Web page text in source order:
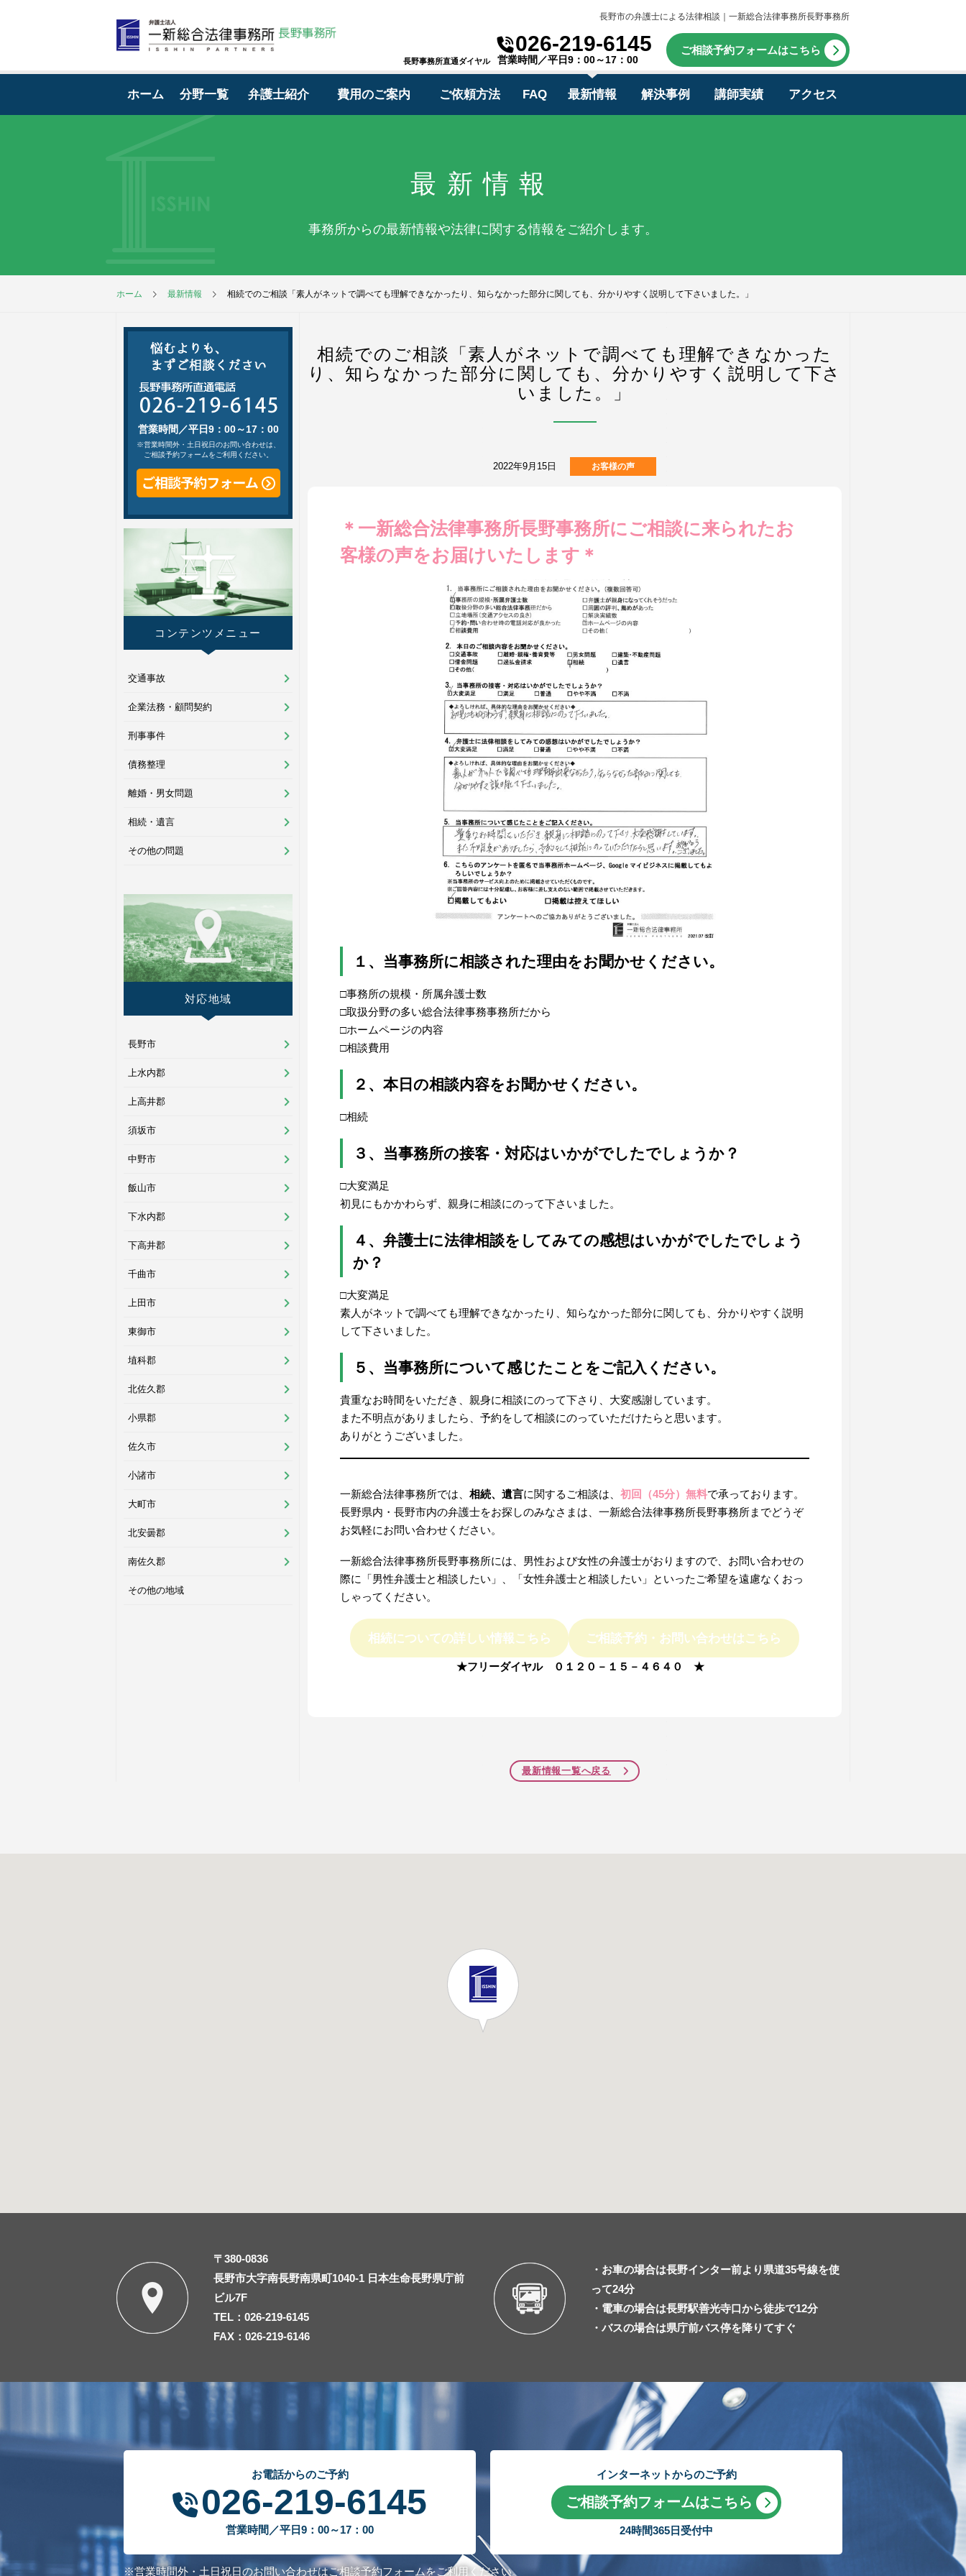
長野市の弁護士による法律相談｜一新総合法律事務所長野事務所
長野事務所直通ダイヤル
026-219-6145
営業時間／平日9：00～17：00
ご相談予約フォームはこちら
ホーム 分野一覧 弁護士紹介 費用のご案内 ご依頼方法 FAQ 最新情報 解決事例 講師実績 アクセス
最新情報
事務所からの最新情報や法律に関する情報をご紹介します。
ホーム 最新情報 相続でのご相談「素人がネットで調べても理解できなかったり、知らなかった部分に関しても、分かりやすく説明して下さいました。」
相続でのご相談「素人がネットで調べても理解できなかった
り、知らなかった部分に関しても、分かりやすく説明して下さ
いました。」
2022年9月15日 お客様の声
＊一新総合法律事務所長野事務所にご相談に来られたお
客様の声をお届けいたします＊
１、当事務所に相談された理由をお聞かせください。
□事務所の規模・所属弁護士数
□取扱分野の多い総合法律事務事務所だから
□ホームページの内容
□相談費用
２、本日の相談内容をお聞かせください。
□相続
３、当事務所の接客・対応はいかがでしたでしょうか？
□大変満足
初見にもかかわらず、親身に相談にのって下さいました。
４、弁護士に法律相談をしてみての感想はいかがでしたでしょう
か？
□大変満足
素人がネットで調べても理解できなかったり、知らなかった部分に関しても、分かりやすく説明
して下さいました。
５、当事務所について感じたことをご記入ください。
貴重なお時間をいただき、親身に相談にのって下さり、大変感謝しています。
また不明点がありましたら、予約をして相談にのっていただけたらと思います。
ありがとうございました。
一新総合法律事務所では、相続、遺言に関するご相談は、初回（45分）無料で承っております。
長野県内・長野市内の弁護士をお探しのみなさまは、一新総合法律事務所長野事務所までどうぞ
お気軽にお問い合わせください。
一新総合法律事務所長野事務所には、男性および女性の弁護士がおりますので、お問い合わせの
際に「男性弁護士と相談したい」、「女性弁護士と相談したい」といったご希望を遠慮なくおっ
しゃってください。
相続についての詳しい情報こちら ご相談予約・お問い合わせはこちら
★フリーダイヤル ０１２０－１５－４６４０ ★
最新情報一覧へ戻る
営業時間／平日9：00～17：00
※営業時間外・土日祝日のお問い合わせは、
ご相談予約フォームをご利用ください。
コンテンツメニュー
交通事故
企業法務・顧問契約
刑事事件
債務整理
離婚・男女問題
相続・遺言
その他の問題
対応地域
長野市
上水内郡
上高井郡
須坂市
中野市
飯山市
下水内郡
下高井郡
千曲市
上田市
東御市
埴科郡
北佐久郡
小県郡
佐久市
小諸市
大町市
北安曇郡
南佐久郡
その他の地域
〒380-0836
長野市大字南長野南県町1040-1 日本生命長野県庁前
ビル7F
TEL：026-219-6145
FAX：026-219-6146
・お車の場合は長野インター前より県道35号線を使
って24分
・電車の場合は長野駅善光寺口から徒歩で12分
・バスの場合は県庁前バス停を降りてすぐ
お電話からのご予約
026-219-6145
営業時間／平日9：00～17：00
インターネットからのご予約
ご相談予約フォームはこちら
24時間365日受付中
※営業時間外・土日祝日のお問い合わせはご相談予約フォームをご利用ください。